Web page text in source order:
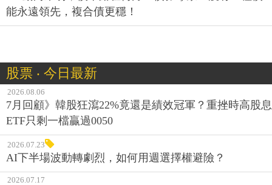
能永遠領先，複合債更穩！
股票 ‧ 今日最新
2026.08.06
7月回顧》韓股狂瀉22%竟還是績效冠軍？重挫時高股息
ETF只剩一檔贏過0050
2026.07.23
AI下半場波動轉劇烈，如何用週選擇權避險？
2026.07.17